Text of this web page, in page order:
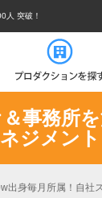
人 突破！
事務所
ジメント
出身毎月所属！自社